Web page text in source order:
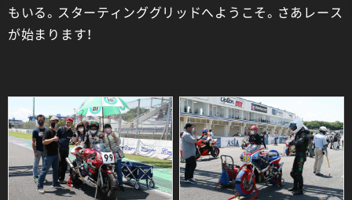
もいる。スターティンググリッドへようこそ。さあレース
が始まります！